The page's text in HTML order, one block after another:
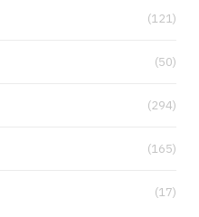
(121)
(50)
(294)
(165)
(17)